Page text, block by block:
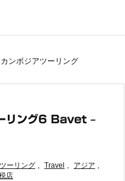
ンボジアツーリング
リング6 Bavet –
ーリング , Travel , アジア ,
店